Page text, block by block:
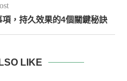
，持久效果的4個關鍵秘訣
LIKE